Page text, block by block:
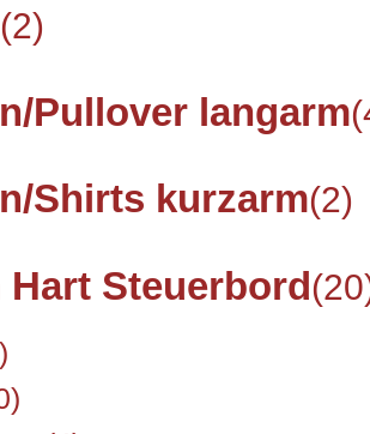
(2)
Pullover langarm
Shirts kurzarm(2)
Hart Steuerbord